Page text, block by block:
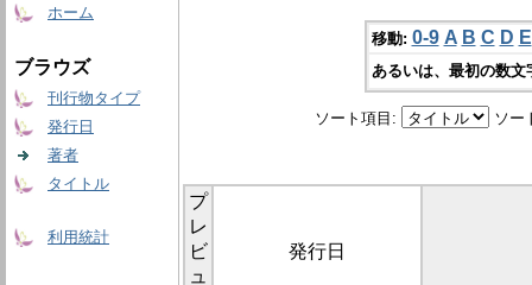
ホーム
ブラウズ
刊行物タイプ
発行日
著者
タイトル
利用統計
移動: 0-9 A B C D E
あるいは、最初の数
ソート項目: ソー
プ
レ
ビ
ュ
発行日